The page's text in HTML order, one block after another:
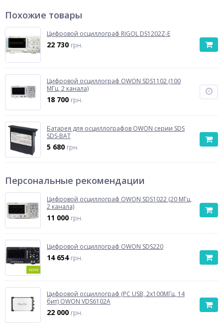
Похожие товары
Цифровой осциллограф RIGOL DS1202Z-E
22 730 грн.
Цифровой осциллограф OWON SDS1102 (100
МГц, 2 канала)
18 700 грн.
Батарея для осциллографов OWON серии SDS
SDS-BAT
5 680 грн.
Персональные рекомендации
Цифровой осциллограф OWON SDS1022 (20 МГц,
2 канала)
11 000 грн.
NEW
Цифровой осциллограф OWON SDS220
14 654 грн.
Цифровой осциллограф (PC USB, 2x100МГц, 14
бит) OWON VDS6102A
22 000 грн.